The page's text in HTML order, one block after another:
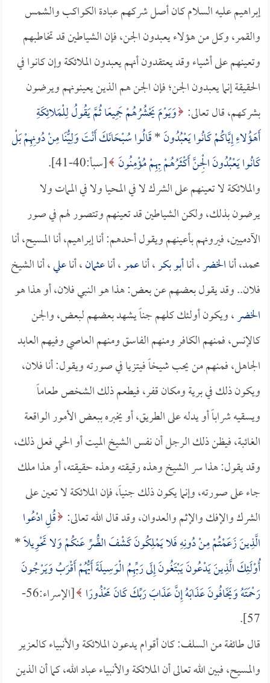
إبراهيم عليه السلام كان أصل شركهم عبادة الكواكب والشمس
والقمر، وكل من هؤلاء يعبدون الجن، فإن الشياطين قد تخاطبهم
وتعينهم على أشياء وقد يعتقدون أنهم يعبدون الملائكة وإن كانوا في
الحقيقة إنما يعبدون الجن؛ فإن الجن هم الذين يعينونهم ويرضون
بشركهم، قال تعالى: وَيَوْمَ يَحْشُرُهُمْ جَمِيعًا ثُمَّ يَقُولُ لِلْمَلائِكَةِ
أَهَؤُلاءِ إِيَّاكُمْ كَانُوا يَعْبُدُونَ*قَالُوا سُبْحَانَكَ أَنْتَ وَلِيُّنَا مِنْ دُونِهِمْ بَلْ
كَانُوا يَعْبُدُونَ الْجِنَّ أَكْثَرُهُمْ بِهِمْ مُؤْمِنُونَ [سبأ:40-41].
والملائكة لا تعينهم على الشرك لا في المحيا ولا في الممات ولا
يرضون بذلك، ولكن الشياطين قد تعينهم وتتصور لهم في صور
الآدميين، فيرونهم بأعينهم ويقول أحدهم: أنا إبراهيم، أنا المسيح، أنا
محمد، أناالخضر، أناأبو بكر، أناعمر، أناعثمان، أناعلي، أنا الشيخ
فلان.. وقد يقول بعضهم عن بعض: هذا هو النبي فلان، أو هذا هو
الخضر، ويكون أولئك كلهم جناً يشهد بعضهم لبعض، والجن
كالإنس، فمنهم الكافر ومنهم الفاسق ومنهم العاصي وفيهم العابد
الجاهل، فمنهم من يحب شيخاً فيتزيا في صورته ويقول: أنا فلان،
ويكون ذلك في برية ومكان قفر، فيطعم ذلك الشخص طعاماً
ويسقيه شراباً أو يدله على الطريق، أو يخبره ببعض الأمور الواقعة
الغائبة، فيظن ذلك الرجل أن نفس الشيخ الميت أو الحي فعل ذلك،
وقد يقول: هذا سر الشيخ وهذه رقيقته وهذه حقيقته، أو هذا ملك
جاء على صورته، وإنما يكون ذلك جنياً، فإن الملائكة لا تعين على
الشرك والإفك والإثم والعدوان، وقد قال الله تعالى: قُلِ ادْعُوا
الَّذِينَ زَعَمْتُمْ مِنْ دُونِهِ فَلا يَمْلِكُونَ كَشْفَ الضُّرِّ عَنكُمْ وَلا تَحْوِيلًا*
أُوْلَئِكَ الَّذِينَ يَدْعُونَ يَبْتَغُونَ إِلَى رَبِّهِمُ الْوَسِيلَةَ أَيُّهُمْ أَقْرَبُ وَيَرْجُونَ
رَحْمَتَهُ وَيَخَافُونَ عَذَابَهُ إِنَّ عَذَابَ رَبِّكَ كَانَ مَحْذُورًا
[الإسراء:56-
57].
قال طائفة من السلف: كان أقوام يدعون الملائكة والأنبياء كالعزير
والمسيح، فبين الله تعالى أن الملائكة والأنبياء عباد الله، كما أن الذين